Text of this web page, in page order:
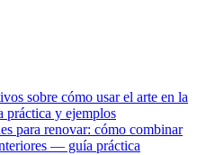
sobre cómo usar el arte en la
práctica y ejemplos
para renovar: cómo combinar
— guía práctica